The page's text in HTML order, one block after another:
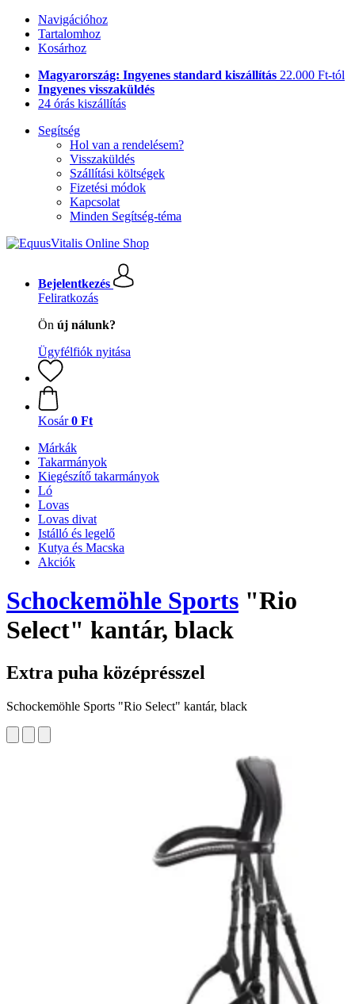
Navigációhoz
Tartalomhoz
Kosárhoz
Magyarország: Ingyenes standard kiszállítás 22.000 Ft-tól
Ingyenes visszaküldés
24 órás kiszállítás
Segítség
Hol van a rendelésem?
Visszaküldés
Szállítási költségek
Fizetési módok
Kapcsolat
Minden Segítség-téma
Bejelentkezés
Feliratkozás
Ön új nálunk?
Ügyfélfiók nyitása
Kosár 0 Ft
Márkák
Takarmányok
Kiegészítő takarmányok
Ló
Lovas
Lovas divat
Istálló és legelő
Kutya és Macska
Akciók
Schockemöhle Sports "Rio
Select" kantár, black
Extra puha középrésszel
Schockemöhle Sports "Rio Select" kantár, black